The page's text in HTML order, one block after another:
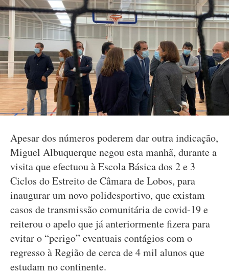
Apesar dos números poderem dar outra indicação,
Miguel Albuquerque negou esta manhã, durante a
visita que efectuou à Escola Básica dos 2 e 3
Ciclos do Estreito de Câmara de Lobos, para
inaugurar um novo polidesportivo, que existam
casos de transmissão comunitária de covid-19 e
reiterou o apelo que já anteriormente fizera para
evitar o “perigo” eventuais contágios com o
regresso à Região de cerca de 4 mil alunos que
estudam no continente.